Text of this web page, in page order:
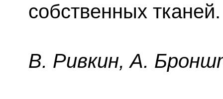
собственных тканей.
B. Pивкин, A.